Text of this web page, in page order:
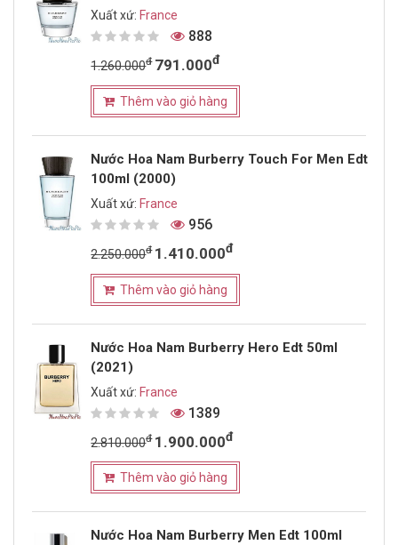
Xuất xứ: France
888
1.260.000đ 791.000đ
Thêm vào giỏ hàng
Nước Hoa Nam Burberry Touch For Men Edt
100ml (2000)
Xuất xứ: France
956
2.250.000đ 1.410.000đ
Thêm vào giỏ hàng
Nước Hoa Nam Burberry Hero Edt 50ml
(2021)
Xuất xứ: France
1389
2.810.000đ 1.900.000đ
Thêm vào giỏ hàng
Nước Hoa Nam Burberry Men Edt 100ml